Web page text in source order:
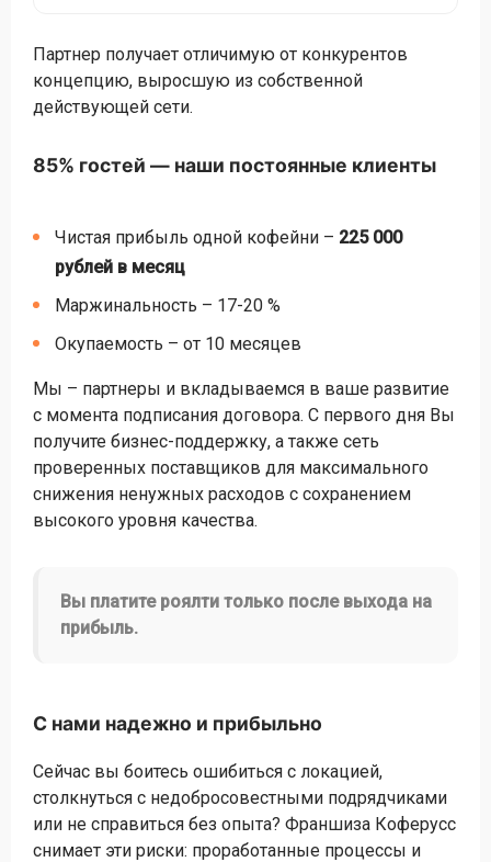
Партнер получает отличимую от конкурентов
концепцию, выросшую из собственной
действующей сети.
85% гостей — наши постоянные клиенты
Чистая прибыль одной кофейни – 225 000
рублей в месяц
Маржинальность – 17-20 %
Окупаемость – от 10 месяцев
Мы – партнеры и вкладываемся в ваше развитие
с момента подписания договора. С первого дня Вы
получите бизнес-поддержку, а также сеть
проверенных поставщиков для максимального
снижения ненужных расходов с сохранением
высокого уровня качества.
Вы платите роялти только после выхода на
прибыль.
С нами надежно и прибыльно
Сейчас вы боитесь ошибиться с локацией,
столкнуться с недобросовестными подрядчиками
или не справиться без опыта? Франшиза Коферусс
снимает эти риски: проработанные процессы и